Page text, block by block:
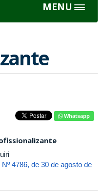
MENU
Toggle
Whatsapp
4786, de 30 de agosto de